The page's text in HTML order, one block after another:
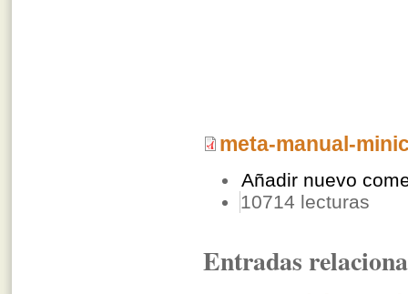
meta-manual-
Añadir nuevo
10714 lecturas
Entradas